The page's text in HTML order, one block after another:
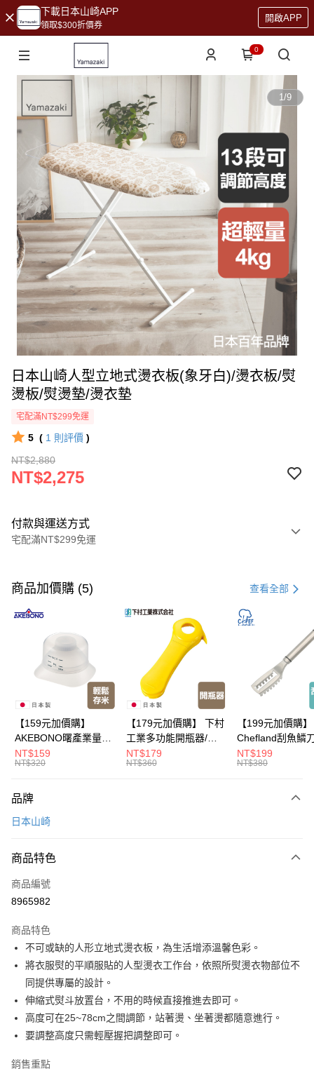
下載日本山崎APP
領取$300折價券
開啟APP
0
1/9
日本山崎人型立地式燙衣板(象牙白)/燙衣板/熨
燙板/熨燙墊/燙衣墊
宅配滿NT$299免運
5 ( 1 則評價 )
NT$2,880
NT$2,275
付款與運送方式
宅配滿NT$299免運
信用卡一次付款
LINE Pay
Apple Pay
悠遊付
全盈+PAY
大哥付你分期
相關說明
2.付款方式選擇「大哥付你分期」，訂單成立後會自動跳轉到大哥付的交易
成交易。
4.訂單成立30分鐘內，如未前往確認交易或遇審核未通過，訂單將自動取
消。如遇「轉專審核」未通過狀況，表示未達大哥付你分期系統評分，恕無
【繳款方式說明】
1.分期款項不併入電信帳單，「大哥付你分期」於每月結算日後寄送繳費提
2.透過簡訊連結打開帳單後，可選擇「超商條碼／台灣大直營門市／銀行轉
【注意事項】
1.本服務係由「台灣大哥大股份有限公司」（以下簡稱本公司）所提供，讓
用戶於交易時，得透過本服務購買商品或服務，並由商店將買賣／分期付款
買賣價金債權讓與本公司後，依約使用本公司帳單繳交帳款。
2.基於同意付款使用「大哥付你分期」之契約關係目的，商店將以您的個人
由本公司與您本人進行分期帳單所需資料之確認、核對及更正。
運送方式
每筆NT$150，滿NT$299(含以上)免運費
商品加價購 (5) 查看全部
【159元加價購】
AKEBONO曙產業量米
杯漏斗組(白)/量米杯/
米桶/量米用具/任二件8
NT$159
NT$320
【179元加價購】 下村
工業多功能開瓶器/開
瓶器/餐廚用品/料理道
具/任二件8折
NT$179
NT$360
【199元加價購】
Chefland刮魚鱗
魚鱗器/廚房用品/
道具/任二件8折
NT$199
NT$380
品牌
日本山崎
商品特色
商品編號
8965982
商品特色
不可或缺的人形立地式燙衣板，為生活增添溫馨色彩。
將衣服熨的平順服貼的人型燙衣工作台，依照所熨燙衣物部位不
同提供專屬的設計。
伸縮式熨斗放置台，不用的時候直接推進去即可。
高度可在25~78cm之間調節，站著燙、坐著燙都隨意進行。
要調整高度只需輕壓握把調整即可。
銷售重點